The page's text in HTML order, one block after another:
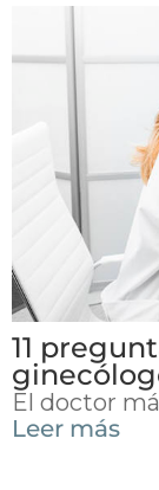
11
El doctor
Leer más